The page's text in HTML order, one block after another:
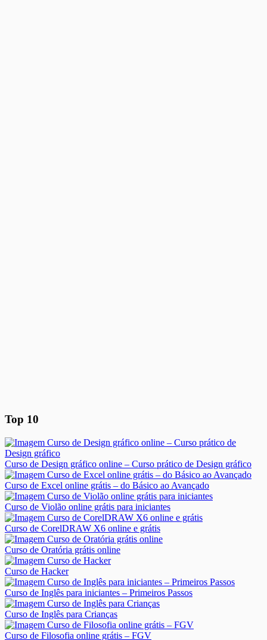
Top 10
Curso de Design gráfico online – Curso prático de Design gráfico
Curso de Excel online grátis – do Básico ao Avançado
Curso de Violão online grátis para iniciantes
Curso de CorelDRAW X6 online e grátis
Curso de Oratória grátis online
Curso de Hacker
Curso de Inglês para iniciantes – Primeiros Passos
Curso de Inglês para Crianças
Curso de Filosofia online grátis – FGV